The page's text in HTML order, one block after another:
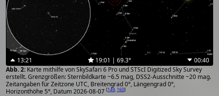
13:21 19:01 | 69.3°
00:40
Karte mithilfe von SkySafari 6 Pro und STScI Digitized Sky Survey
erstellt. Grenzgrößen: Sternbildkarte ~6.5 mag, DSS2-Ausschnitte ~20 mag.
Zeitangaben für Zeitzone UTC, Breitengrad 0°, Längengrad 0°,
Horizonthöhe 5°, Datum 2026-08-07 [149, 160]